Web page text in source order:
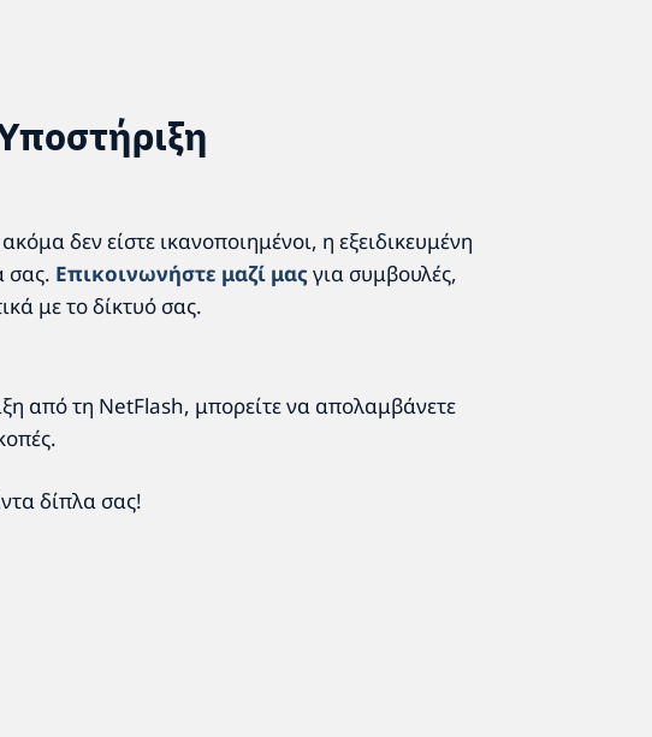
δεν είστε ικανοποιημένοι, η εξειδικευμένη
σας. Επικοινωνήστε μαζί μας για συμβουλές,
με το δίκτυό σας.
από τη NetFlash, μπορείτε να απολαμβάνετε
δίπλα σας!